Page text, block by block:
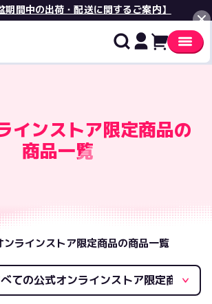
期間中の出荷・配送に関するご案内】
閉じる
インストア限定商品の
商品一覧
ンラインストア限定商品の商品一覧
すすめ順
価格の高い順
¥
機能